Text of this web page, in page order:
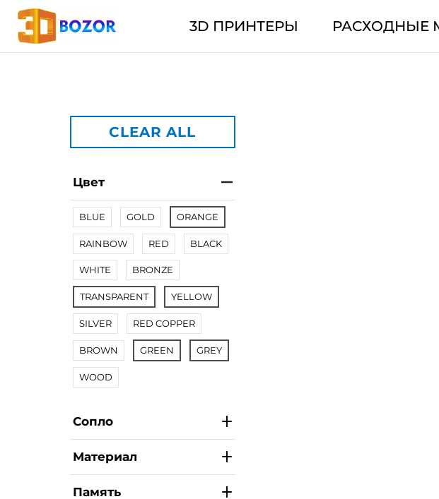
3D ПРИНТЕРЫ РАСХОДНЫЕ
CLEAR ALL
Цвет
BLUE GOLD ORANGE
RAINBOW RED BLACK
WHITE BRONZE
TRANSPARENT YELLOW
SILVER RED COPPER
BROWN GREEN GREY
WOOD
Сопло
Материал
Память